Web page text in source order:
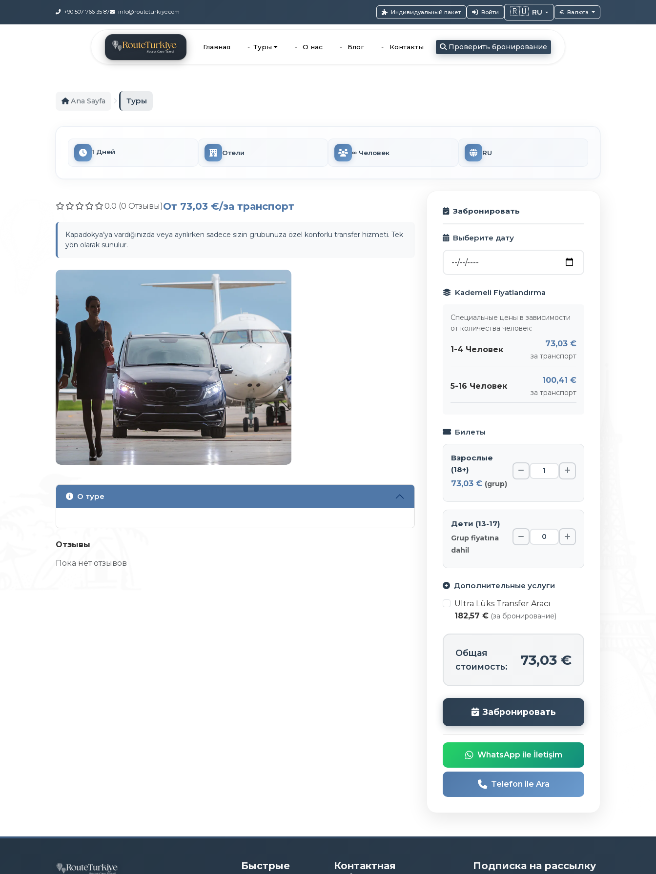
+90 507 766 35 87 info@routeturkiye.com Индивидуальный пакет Войти 🇷🇺 RU € Валюта
Главная Туры О нас Блог Контакты Проверить бронирование
Ana Sayfa Туры
1 Дней Отели ∞ Человек RU
0.0 (0 Отзывы)От 73,03 €/за транспорт
Kapadokya’ya vardığınızda veya ayrılırken sadece sizin grubunuza özel konforlu transfer hizmeti. Tek
yön olarak sunulur.
О туре
Отзывы
Пока нет отзывов
Забронировать
Выберите дату
Kademeli Fiyatlandırma
Специальные цены в зависимости
от количества человек:
1-4 Человек
73,03 €
за транспорт
5-16 Человек
100,41 €
за транспорт
Билеты
Взрослые
(18+)
73,03 € (grup)
Дети (13-17)
Grup fiyatına
dahil
Дополнительные услуги
Ultra Lüks Transfer Aracı
182,57 € (за бронирование)
Общая
стоимость:
73,03 €
Забронировать
WhatsApp ile İletişim
Telefon ile Ara
Быстрые
Контактная
Подписка на рассылку